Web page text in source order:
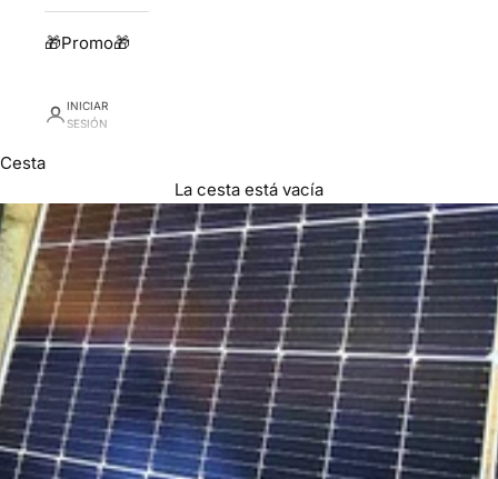
🎁Promo🎁
INICIAR
SESIÓN
Cesta
La cesta está vacía